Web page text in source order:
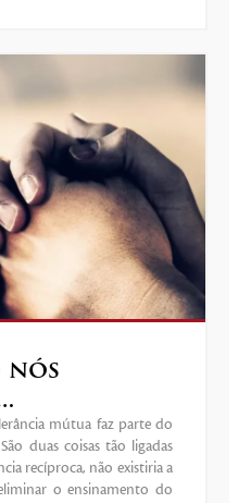
nós
mútua faz parte do
duas coisas tão ligadas
recíproca, não existiria a
o ensinamento do